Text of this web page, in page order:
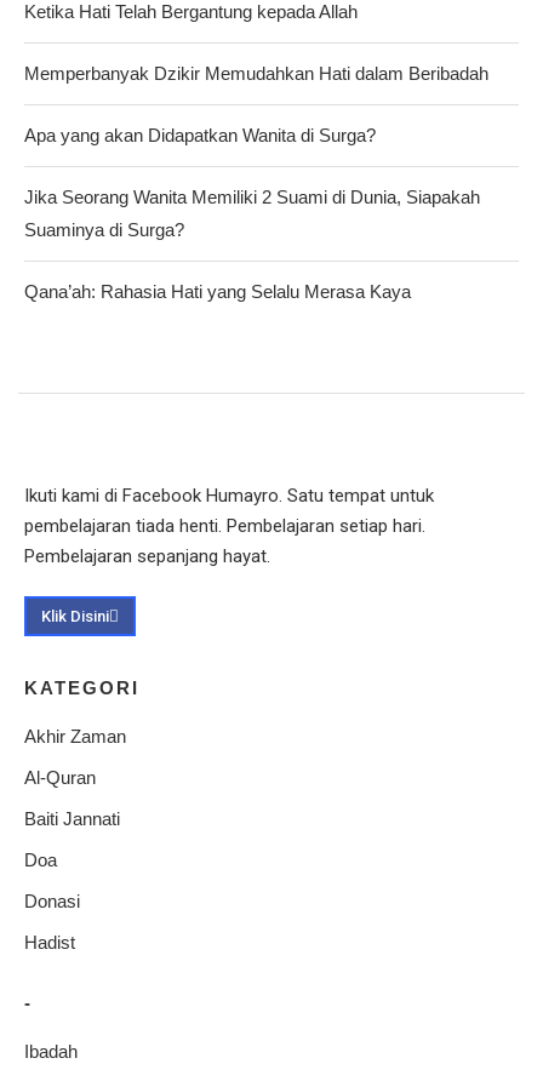
Ketika Hati Telah Bergantung kepada Allah
Memperbanyak Dzikir Memudahkan Hati dalam Beribadah
Apa yang akan Didapatkan Wanita di Surga?
Jika Seorang Wanita Memiliki 2 Suami di Dunia, Siapakah
Suaminya di Surga?
Qana’ah: Rahasia Hati yang Selalu Merasa Kaya
Ikuti kami di Facebook Humayro. Satu tempat untuk
pembelajaran tiada henti. Pembelajaran setiap hari.
Pembelajaran sepanjang hayat.
Klik Disini
KATEGORI
Akhir Zaman
Al-Quran
Baiti Jannati
Doa
Donasi
Hadist
-
Ibadah